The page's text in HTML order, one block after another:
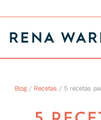
Blog / Recetas / 5 recetas